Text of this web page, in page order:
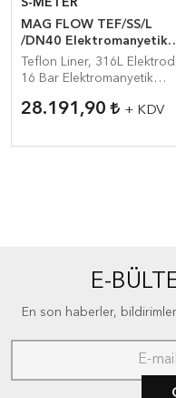
S-METER
MAG FLOW TEF/SS/L
/DN40 Elektromanyetik
Debimetre
Teflon Liner, 316L
16 Bar Elektromanyetik
28.191,90 + KDV
E-
En son haberler,